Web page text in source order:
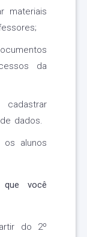
materiais
da
cadastrar
dados.
os alunos
que você
do 2º